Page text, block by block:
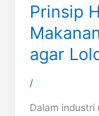
Prinsip
agar
/
Dalam industri